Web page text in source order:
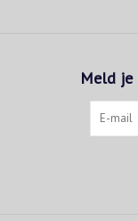
Meld je